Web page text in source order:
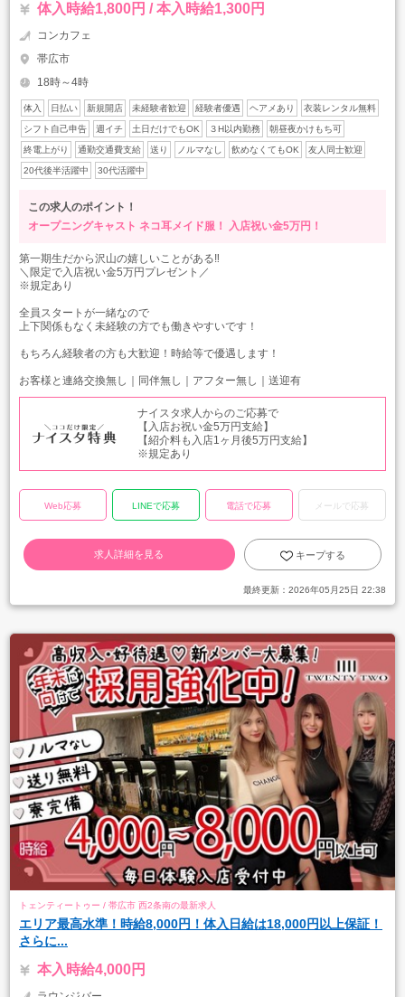
体入時給1,800円 / 本入時給1,300円
コンカフェ
帯広市
18時～4時
体入 日払い 新規開店 未経験者歓迎 経験者優遇 ヘアメあり 衣装レンタル無料
シフト自己申告 週イチ 土日だけでもOK ３H以内勤務 朝昼夜かけもち可
終電上がり 通勤交通費支給 送り ノルマなし 飲めなくてもOK 友人同士歓迎
20代後半活躍中 30代活躍中
この求人のポイント！
オープニングキャスト ネコ耳メイド服！ 入店祝い金5万円！
第一期生だから沢山の嬉しいことがある‼
＼限定で入店祝い金5万円プレゼント／
※規定あり
全員スタートが一緒なので
上下関係もなく未経験の方でも働きやすいです！
もちろん経験者の方も大歓迎！時給等で優遇します！
お客様と連絡交換無し｜同伴無し｜アフター無し｜送迎有
ナイスタ求人からのご応募で
【入店お祝い金5万円支給】
【紹介料も入店1ヶ月後5万円支給】
※規定あり
Web応募 LINEで応募 電話で応募 メールで応募
求人詳細を見る キープする
最終更新： 2026年05月25日 22:38
トェンティートゥー / 帯広市 西2条南の最新求人
エリア最高水準！時給8,000円！体入日給は18,000円以上保証！
さらに...
本入時給4,000円